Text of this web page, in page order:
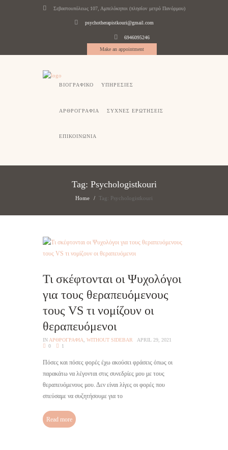
Σεβαστουπόλεως 107, Αμπελόκηποι (πλησίον μετρό Πανόρμου)
psychotherapistkouri@gmail.com
6946095246
Make an appointment
ΒΙΟΓΡΑΦΙΚΟ ΥΠΗΡΕΣΙΕΣ
ΑΡΘΡΟΓΡΑΦΙΑ ΣΥΧΝΕΣ ΕΡΩΤΗΣΕΙΣ
ΕΠΙΚΟΙΝΩΝΙΑ
Tag: Psychologistkouri
Home Tag: Psychologistkouri
Τι σκέφτονται οι Ψυχολόγοι
για τους θεραπευόμενους
τους VS τι νομίζουν οι
θεραπευόμενοι
IN AΡΘΡΟΓΡΑΦΙΑ WITHOUT SIDEBAR
APRIL 29, 2021
0
1
Πόσες και πόσες φορές έχω ακούσει φράσεις όπως οι
παρακάτω να λέγονται στις συνεδρίες μου με τους
θεραπευόμενους μου. Δεν είναι λίγες οι φορές που
σπεύσαμε να συζητήσουμε για το
Read more